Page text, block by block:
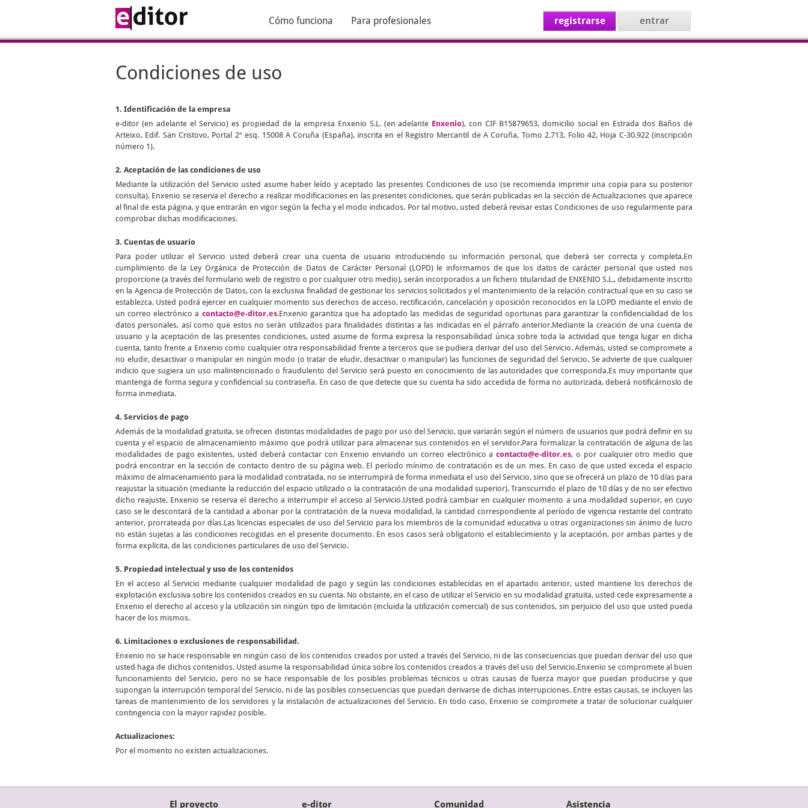
Cómo funciona Para profesionales registrarse entrar
Condiciones de uso
1. Identificación de la empresa
e-ditor (en adelante el Servicio) es propiedad de la empresa Enxenio S.L. (en adelante Enxenio), con CIF B15879653, domicilio social en Estrada dos Baños de
Arteixo, Edif. San Cristovo, Portal 2º esq. 15008 A Coruña (España), inscrita en el Registro Mercantil de A Coruña, Tomo 2.713, Folio 42, Hoja C-30.922 (inscripción
número 1).
2. Aceptación de las condiciones de uso
Mediante la utilización del Servicio usted asume haber leído y aceptado las presentes Condiciones de uso (se recomienda imprimir una copia para su posterior
consulta). Enxenio se reserva el derecho a realizar modificaciones en las presentes condiciones, que serán publicadas en la sección de Actualizaciones que aparece
al final de esta página, y que entrarán en vigor según la fecha y el modo indicados. Por tal motivo, usted deberá revisar estas Condiciones de uso regularmente para
comprobar dichas modificaciones.
3. Cuentas de usuario
Para poder utilizar el Servicio usted deberá crear una cuenta de usuario introduciendo su información personal, que deberá ser correcta y completa.En
cumplimiento de la Ley Orgánica de Protección de Datos de Carácter Personal (LOPD) le informamos de que los datos de carácter personal que usted nos
proporcione (a través del formulario web de registro o por cualquier otro medio), serán incorporados a un fichero titularidad de ENXENIO S.L., debidamente inscrito
en la Agencia de Protección de Datos, con la exclusiva finalidad de gestionar los servicios solicitados y el mantenimiento de la relación contractual que en su caso se
establezca. Usted podrá ejercer en cualquier momento sus derechos de acceso, rectificación, cancelación y oposición reconocidos en la LOPD mediante el envío de
un correo electrónico a contacto@e-ditor.es.Enxenio garantiza que ha adoptado las medidas de seguridad oportunas para garantizar la confidencialidad de los
datos personales, así como que estos no serán utilizados para finalidades distintas a las indicadas en el párrafo anterior.Mediante la creación de una cuenta de
usuario y la aceptación de las presentes condiciones, usted asume de forma expresa la responsabilidad única sobre toda la actividad que tenga lugar en dicha
cuenta, tanto frente a Enxenio como cualquier otra responsabilidad frente a terceros que se pudiera derivar del uso del Servicio. Además, usted se compromete a
no eludir, desactivar o manipular en ningún modo (o tratar de eludir, desactivar o manipular) las funciones de seguridad del Servicio. Se advierte de que cualquier
indicio que sugiera un uso malintencionado o fraudulento del Servicio será puesto en conocimiento de las autoridades que corresponda.Es muy importante que
mantenga de forma segura y confidencial su contraseña. En caso de que detecte que su cuenta ha sido accedida de forma no autorizada, deberá notificárnoslo de
forma inmediata.
4. Servicios de pago
Además de la modalidad gratuita, se ofrecen distintas modalidades de pago por uso del Servicio, que variarán según el número de usuarios que podrá definir en su
cuenta y el espacio de almacenamiento máximo que podrá utilizar para almacenar sus contenidos en el servidor.Para formalizar la contratación de alguna de las
modalidades de pago existentes, usted deberá contactar con Enxenio enviando un correo electrónico acontacto@e-ditor.es, o por cualquier otro medio que
podrá encontrar en la sección de contacto dentro de su página web. El período mínimo de contratación es de un mes. En caso de que usted exceda el espacio
máximo de almacenamiento para la modalidad contratada, no se interrumpirá de forma inmediata el uso del Servicio, sino que se ofrecerá un plazo de 10 días para
reajustar la situación (mediante la reducción del espacio utilizado o la contratación de una modalidad superior). Transcurrido el plazo de 10 días y de no ser efectivo
dicho reajuste, Enxenio se reserva el derecho a interrumpir el acceso al Servicio.Usted podrá cambiar en cualquier momento a una modalidad superior, en cuyo
caso se le descontará de la cantidad a abonar por la contratación de la nueva modalidad, la cantidad correspondiente al período de vigencia restante del contrato
anterior, prorrateada por días.Las licencias especiales de uso del Servicio para los miembros de la comunidad educativa u otras organizaciones sin ánimo de lucro
no están sujetas a las condiciones recogidas en el presente documento. En esos casos será obligatorio el establecimiento y la aceptación, por ambas partes y de
forma explícita, de las condiciones particulares de uso del Servicio.
5. Propiedad intelectual y uso de los contenidos
En el acceso al Servicio mediante cualquier modalidad de pago y según las condiciones establecidas en el apartado anterior, usted mantiene los derechos de
explotación exclusiva sobre los contenidos creados en su cuenta. No obstante, en el caso de utilizar el Servicio en su modalidad gratuita, usted cede expresamente a
Enxenio el derecho al acceso y la utilización sin ningún tipo de limitación (incluida la utilización comercial) de sus contenidos, sin perjuicio del uso que usted pueda
hacer de los mismos.
6. Limitaciones o exclusiones de responsabilidad.
Enxenio no se hace responsable en ningún caso de los contenidos creados por usted a través del Servicio, ni de las consecuencias que puedan derivar del uso que
usted haga de dichos contenidos. Usted asume la responsabilidad única sobre los contenidos creados a través del uso del Servicio.Enxenio se compromete al buen
funcionamiento del Servicio, pero no se hace responsable de los posibles problemas técnicos u otras causas de fuerza mayor que puedan producirse y que
supongan la interrupción temporal del Servicio, ni de las posibles consecuencias que puedan derivarse de dichas interrupciones. Entre estas causas, se incluyen las
tareas de mantenimiento de los servidores y la instalación de actualizaciones del Servicio. En todo caso, Enxenio se compromete a tratar de solucionar cualquier
contingencia con la mayor rapidez posible.
Actualizaciones:
Por el momento no existen actualizaciones.
El proyecto e-ditor Comunidad Asistencia